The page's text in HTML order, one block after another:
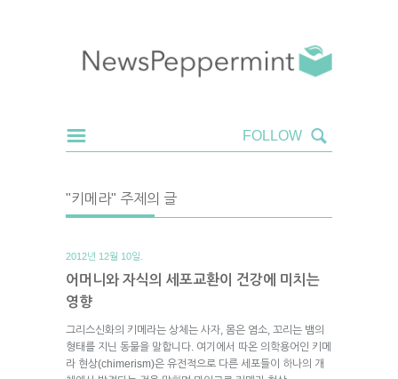
"키메라" 주제의 글
2012년 12월 10일.
어머니와 자식의 세포교환이 건강에 미치는
영향
그리스신화의 키메라는 상체는 사자, 몸은 염소, 꼬리는 뱀의
형태를 지닌 동물을 말합니다. 여기에서 따온 의학용어인 키메
라 현상(chimerism)은 유전적으로 다른 세포들이 하나의 개